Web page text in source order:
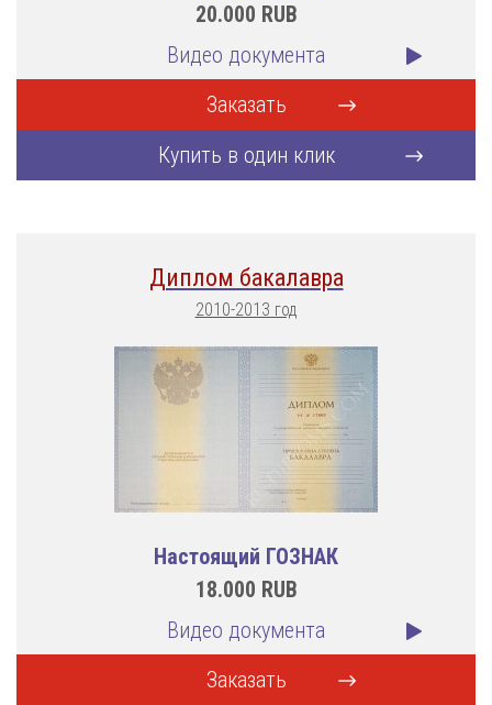
20.000 RUB
Видео документа
Заказать
Купить в один клик
Диплом бакалавра
2010-2013 год
Настоящий ГОЗНАК
18.000 RUB
Видео документа
Заказать